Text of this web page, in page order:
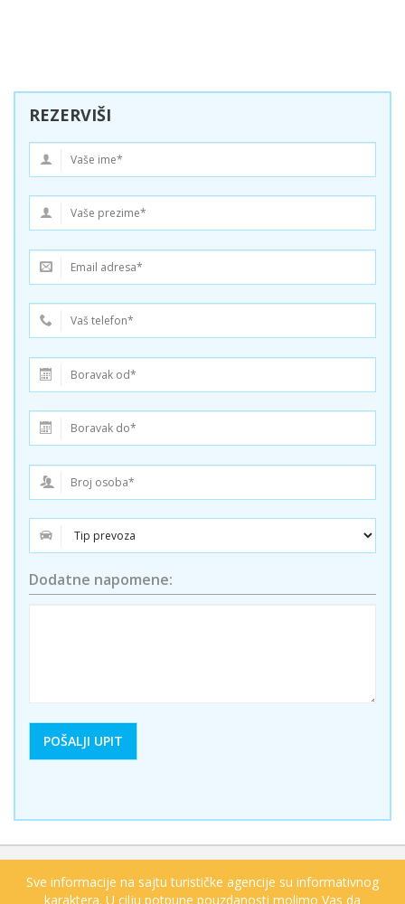
REZERVIŠI
Dodatne napomene:
Sve informacije na sajtu turističke agencije su informativnog
karaktera. U cilju potpune pouzdanosti molimo Vas da